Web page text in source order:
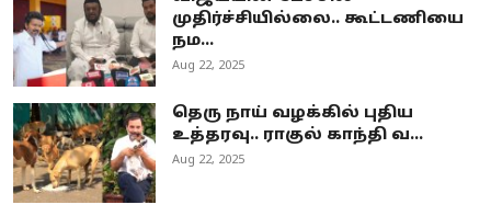
முதிர்ச்சியில்லை.. கூட்டணியை
நம...
Aug 22, 2025
தெரு நாய் வழக்கில் புதிய
உத்தரவு.. ராகுல் காந்தி வ...
Aug 22, 2025